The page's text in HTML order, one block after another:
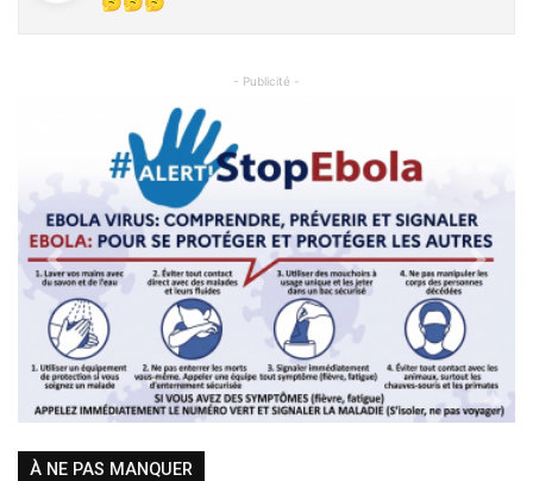
- Publicité -
Previous Next
À NE PAS MANQUER